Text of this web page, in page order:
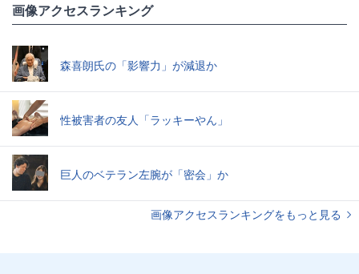
画像アクセスランキング
森喜朗氏の「影響力」が減退か
性被害者の友人「ラッキーやん」
巨人のベテラン左腕が「密会」か
画像アクセスランキングをもっと見る